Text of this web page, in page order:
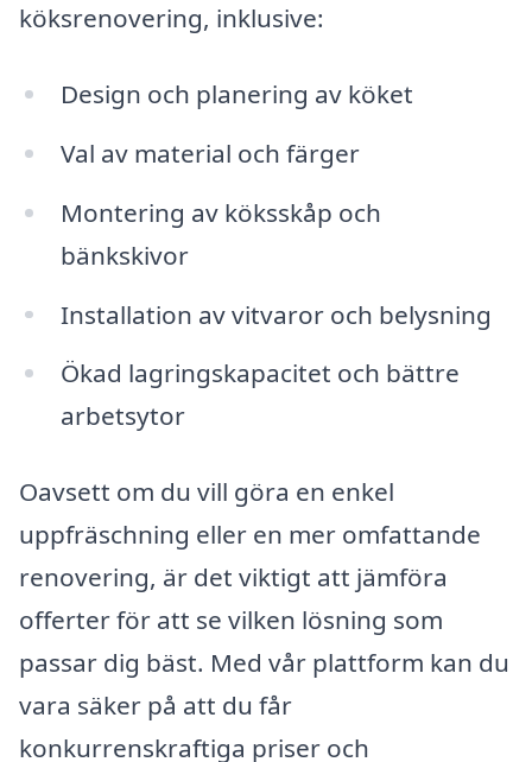
köksrenovering, inklusive:
Design och planering av köket
Val av material och färger
Montering av köksskåp och
bänkskivor
Installation av vitvaror och belysning
Ökad lagringskapacitet och bättre
arbetsytor
Oavsett om du vill göra en enkel
uppfräschning eller en mer omfattande
renovering, är det viktigt att jämföra
offerter för att se vilken lösning som
passar dig bäst. Med vår plattform kan du
vara säker på att du får
konkurrenskraftiga priser och